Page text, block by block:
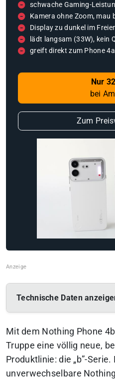
schwache Gaming-
Kamera ohne Zoom, mau
Display zu dunkel im
lädt langsam (33W), kein
greift direkt zum Phone 4a
Nur
bei
Zum
Technische Daten
Mit dem Nothing Phone
Truppe eine völlig neue,
Produktlinie: die „b”-
unverwechselbare